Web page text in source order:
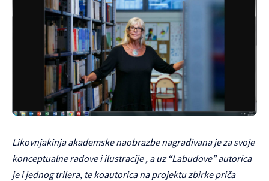
Likovnjakinja akademske naobrazbe nagrađivana je za svoje
konceptualne radove i ilustracije , a uz “Labudove” autorica
je i jednog trilera, te koautorica na projektu zbirke priča